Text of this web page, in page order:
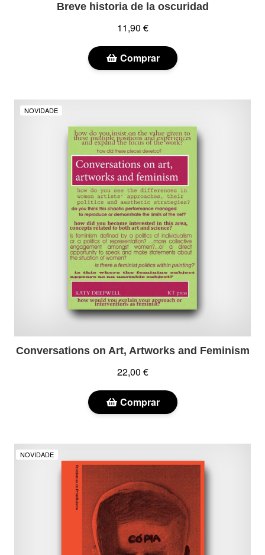
Breve historia de la oscuridad
11,90 €
Comprar
NOVIDADE
Conversations on Art, Artworks and Feminism
22,00 €
Comprar
NOVIDADE